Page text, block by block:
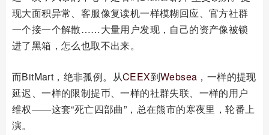
现大面积异常、客服像复读机一样模糊回应、官方社群
一个接一个解散……大量用户发现，自己的资产像被锁
进了黑箱，怎么也取不出来。
而BitMart，绝非孤例。从CEEX到Websea ，一样的提现
延迟、一样的限制提币、一样的社群失联、一样的用户
维权——这套“死亡四部曲”，总在熊市的寒夜里，轮番上
演。